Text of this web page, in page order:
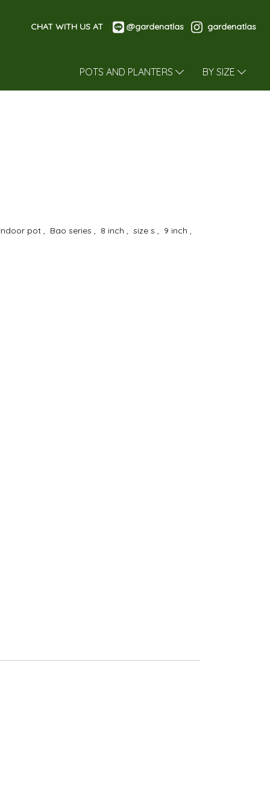
CHAT WITH US AT @gardenatlas gardenatlas
POTS AND PLANTERS BY SIZE
Indoor pot , Bao series , 8 inch , size s , 9 inch ,